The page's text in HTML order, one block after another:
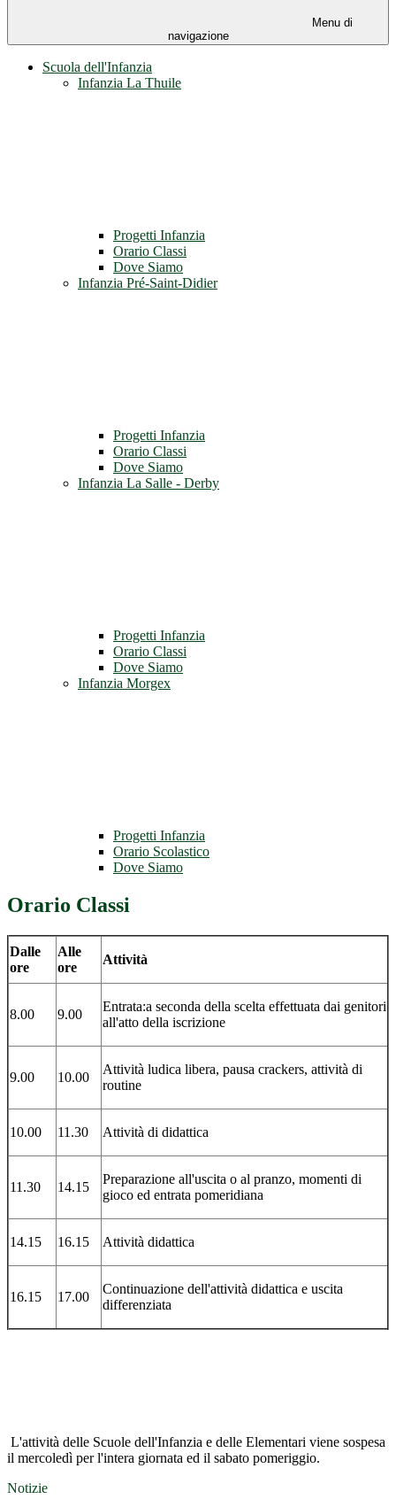
Menu di
navigazione
Scuola dell'Infanzia
Infanzia La Thuile
Progetti Infanzia
Orario Classi
Dove Siamo
Infanzia Pré-Saint-Didier
Progetti Infanzia
Orario Classi
Dove Siamo
Infanzia La Salle - Derby
Progetti Infanzia
Orario Classi
Dove Siamo
Infanzia Morgex
Progetti Infanzia
Orario Scolastico
Dove Siamo
Orario Classi
Dalle
ore
Alle
ore
Attività
8.00 9.00
Entrata:a seconda della scelta effettuata dai genitori
all'atto della iscrizione
9.00 10.00
Attività ludica libera, pausa crackers, attività di
routine
10.00 11.30 Attività di didattica
11.30 14.15
Preparazione all'uscita o al pranzo, momenti di
gioco ed entrata pomeridiana
14.15 16.15 Attività didattica
16.15 17.00
Continuazione dell'attività didattica e uscita
differenziata
L'attività delle Scuole dell'Infanzia e delle Elementari viene sospesa
il mercoledì per l'intera giornata ed il sabato pomeriggio.
Notizie